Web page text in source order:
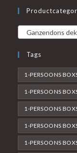
Ganzendons
Tags
1-PERSOONS
1-PERSOONS
1-PERSOONS
1-PERSOONS
1-PERSOONS